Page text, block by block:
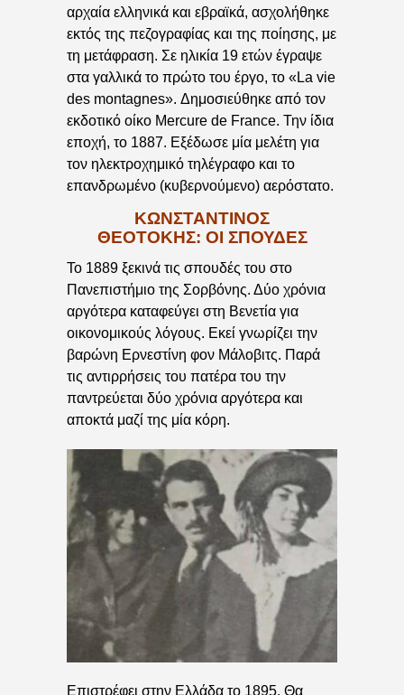
αρχαία ελληνικά και εβραϊκά, ασχολήθηκε
εκτός της πεζογραφίας και της ποίησης, με
τη μετάφραση. Σε ηλικία 19 ετών έγραψε
στα γαλλικά το πρώτο του έργο, το «La vie
des montagnes». Δημοσιεύθηκε από τον
εκδοτικό οίκο Mercure de France. Την ίδια
εποχή, το 1887. Εξέδωσε μία μελέτη για
τον ηλεκτροχημικό τηλέγραφο και το
επανδρωμένο (κυβερνούμενο) αερόστατο.
ΚΩΝΣΤΑΝΤΙΝΟΣ
ΘΕΟΤΟΚΗΣ: ΟΙ ΣΠΟΥΔΕΣ
Το 1889 ξεκινά τις σπουδές του στο
Πανεπιστήμιο της Σορβόνης. Δύο χρόνια
αργότερα καταφεύγει στη Βενετία για
οικονομικούς λόγους. Εκεί γνωρίζει την
βαρώνη Ερνεστίνη φον Μάλοβιτς. Παρά
τις αντιρρήσεις του πατέρα του την
παντρεύεται δύο χρόνια αργότερα και
αποκτά μαζί της μία κόρη.
Επιστρέφει στην Ελλάδα το 1895. Θα